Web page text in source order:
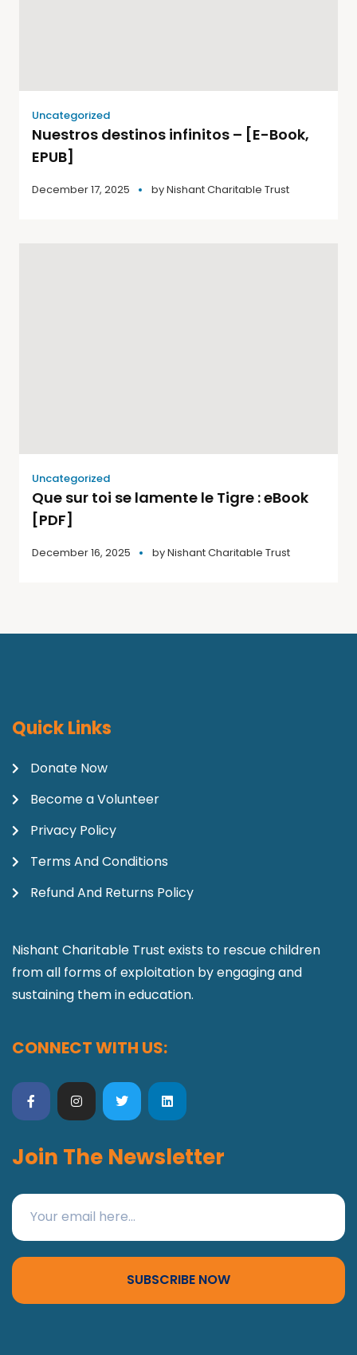
Uncategorized
Nuestros destinos infinitos – [E-Book,
EPUB]
December 17, 2025 byNishant Charitable Trust
Uncategorized
Que sur toi se lamente le Tigre : eBook
[PDF]
December 16, 2025 byNishant Charitable Trust
Quick Links
Donate Now
Become a Volunteer
Privacy Policy
Terms And Conditions
Refund And Returns Policy
Nishant Charitable Trust exists to rescue children
from all forms of exploitation by engaging and
sustaining them in education.
CONNECT WITH US:
Join The Newsletter
SUBSCRIBE NOW